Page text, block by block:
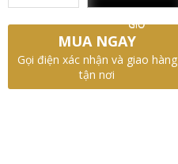
GIỎ
MUA NGAY
Gọi điện xác nhận và giao hàng
tận nơi